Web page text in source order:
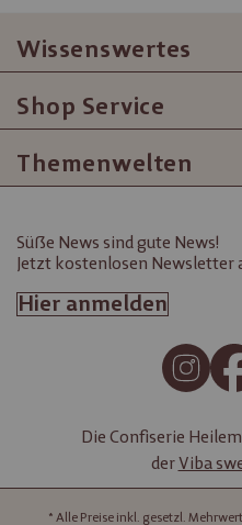
Wissenswertes
Shop Service
Themenwelten
Süße News sind gute News!
Jetzt kostenlosen Newsletter
Hier anmelden
Die Confiserie
derViba
* Alle Preise inkl. gesetzl.